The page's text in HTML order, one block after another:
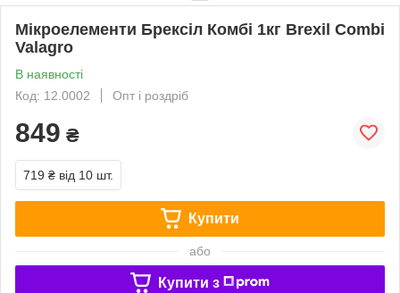
Мікроелементи Брексіл Комбі 1кг Brexil Combi
Valagro
В наявності
Код: 12.0002
Опт і роздріб
849 ₴
719 ₴ від 10 шт.
Купити
або
Купити з